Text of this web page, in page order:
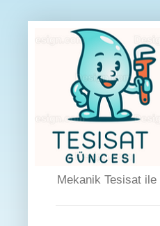
Mekanik Tesisat